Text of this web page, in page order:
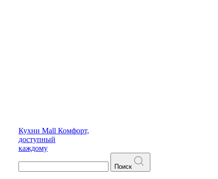
Кухни Mall Комфорт,
доступный
каждому
Поиск